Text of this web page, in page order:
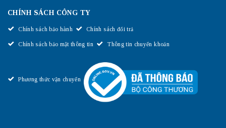
CHÍNH SÁCH CÔNG TY
Chính sách bảo hành Chính sách đổi trả
Chính sách bảo mật thông tin Thông tin chuyển khoản
Phương thức vận chuyển